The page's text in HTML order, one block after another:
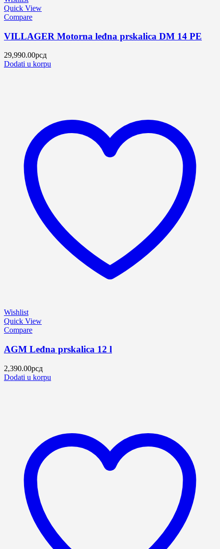
Quick View
Compare
VILLAGER Motorna leđna prskalica DM 14 PE
29,990.00рсд
Dodati u korpu
Wishlist
Quick View
Compare
AGM Leđna prskalica 12 l
2,390.00рсд
Dodati u korpu